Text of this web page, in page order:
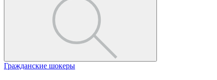
Гражданские шокеры